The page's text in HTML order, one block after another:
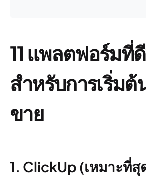
11 แพลตฟอร์มที่
สำหรับการเริ่มต้
ขาย
1. ClickUp (เหมาะที่